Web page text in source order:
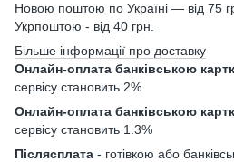
Новою поштою по Україні — від 75
Укрпоштою - від 40 грн.
Більше інформації про доставку
Онлайн-оплата банківською
сервісу становить 2%
Онлайн-оплата банківською
сервісу становить 1.3%
Післясплата - готівкою або